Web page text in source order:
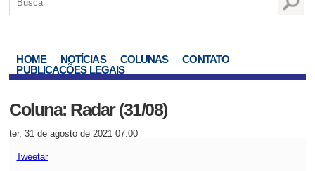
HOME NOTÍCIAS COLUNAS
CONTATO
PUBLICAÇÕES LEGAIS
Coluna: Radar (31/08)
ter, 31 de agosto de 2021 07:00
Tweetar